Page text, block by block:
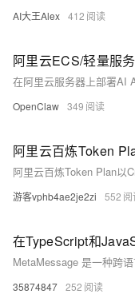
AI大王Alex 412
OpenClaw 349
游客vphb4ae2je2zi 552
在TypeScript和
35874847 252